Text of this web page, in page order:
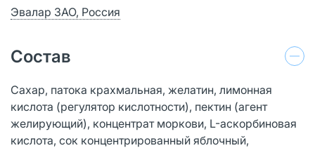
Эвалар ЗАО, Россия
Состав
Сахар, патока крахмальная, желатин, лимонная
кислота (регулятор кислотности), пектин (агент
желирующий), концентрат моркови, L-аскорбиновая
кислота, сок концентрированный яблочный,